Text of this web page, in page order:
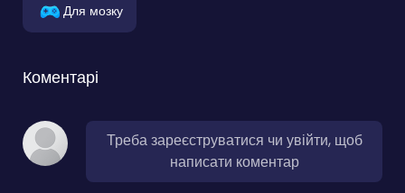
Для мозку
Коментарі
Треба зареєструватися чи увійти, щоб
написати коментар